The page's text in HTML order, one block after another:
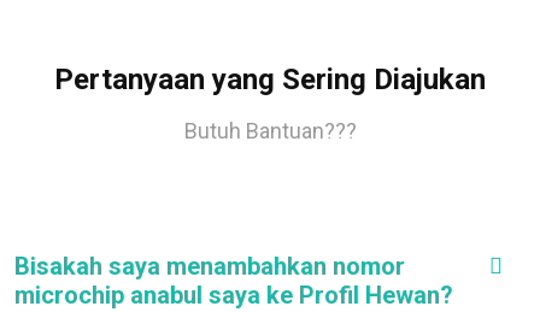
Pertanyaan yang Sering Diajukan
Butuh Bantuan???
Bisakah saya menambahkan nomor
microchip anabul saya ke Profil Hewan?